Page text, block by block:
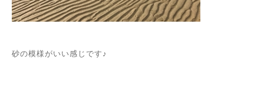
砂の模様がいい感じです♪